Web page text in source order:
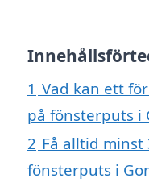
1 Vad kan ett
på fönsterputs i
2 Få alltid
fönsterputs i